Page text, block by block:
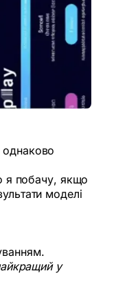
я побачу, якщо
моделі
у